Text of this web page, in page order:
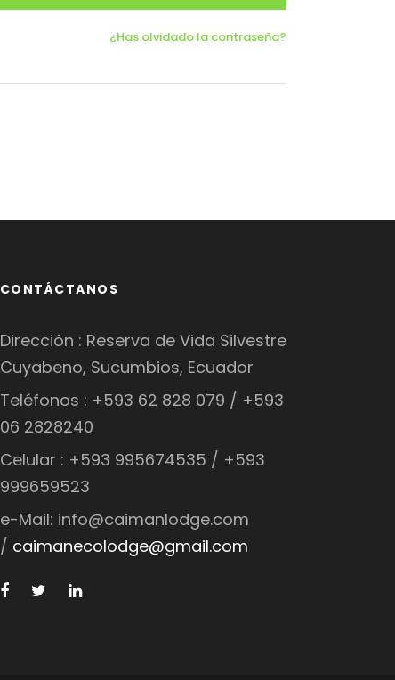
¿Has olvidado la contraseña?
CONTÁCTANOS
Dirección : Reserva de Vida Silvestre
Cuyabeno, Sucumbios, Ecuador
Teléfonos : +593 62 828 079 / +593
06 2828240
Celular : +593 995674535 / +593
999659523
e-Mail: info@caimanlodge.com
/ caimanecolodge@gmail.com